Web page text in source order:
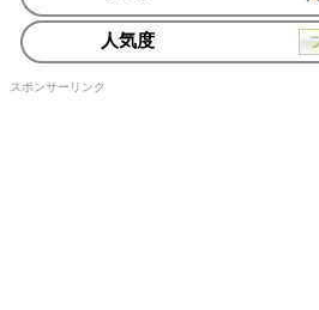
人気度
スポンサーリンク